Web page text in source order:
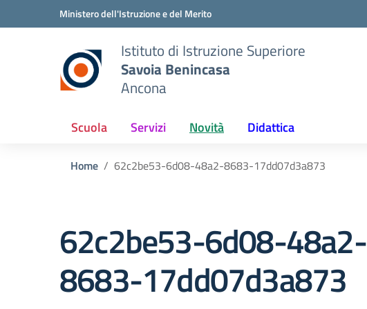
Vai ai contenuti
Vai al menu di navigazioneMinistero dell'Istruzione e del Merito
Istituto di Istruzione Superiore
Savoia Benincasa
Ancona
Scuola Servizi Novità Didattica
Home 62c2be53-6d08-48a2-8683-17dd07d3a873
62c2be53-6d08-48a2-
8683-17dd07d3a873